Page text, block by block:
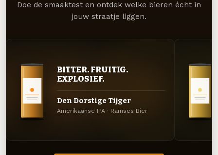
Doe de smaaktest en ontdek welke bieren écht in
jouw straatje liggen.
BITTER. FRUITIG.
EXPLOSIEF.
Den Dorstige Tijger
Amerikaanse IPA · Ramses Bier